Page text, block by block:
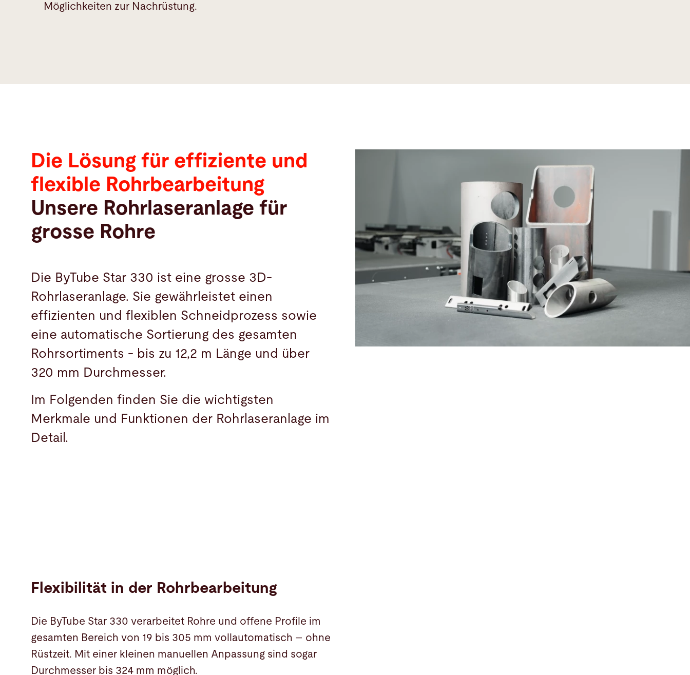
Möglichkeiten zur Nachrüstung.
Die Lösung für effiziente und
flexible Rohrbearbeitung
Unsere Rohrlaseranlage für
grosse Rohre
Die ByTube Star 330 ist eine grosse 3D-
Rohrlaseranlage. Sie gewährleistet einen
effizienten und flexiblen Schneidprozess sowie
eine automatische Sortierung des gesamten
Rohrsortiments - bis zu 12,2 m Länge und über
320 mm Durchmesser.
Im Folgenden finden Sie die wichtigsten
Merkmale und Funktionen der Rohrlaseranlage im
Detail.
Flexibilität in der Rohrbearbeitung
Die ByTube Star 330 verarbeitet Rohre und offene Profile im
gesamten Bereich von 19 bis 305 mm vollautomatisch – ohne
Rüstzeit. Mit einer kleinen manuellen Anpassung sind sogar
Durchmesser bis 324 mm möglich.